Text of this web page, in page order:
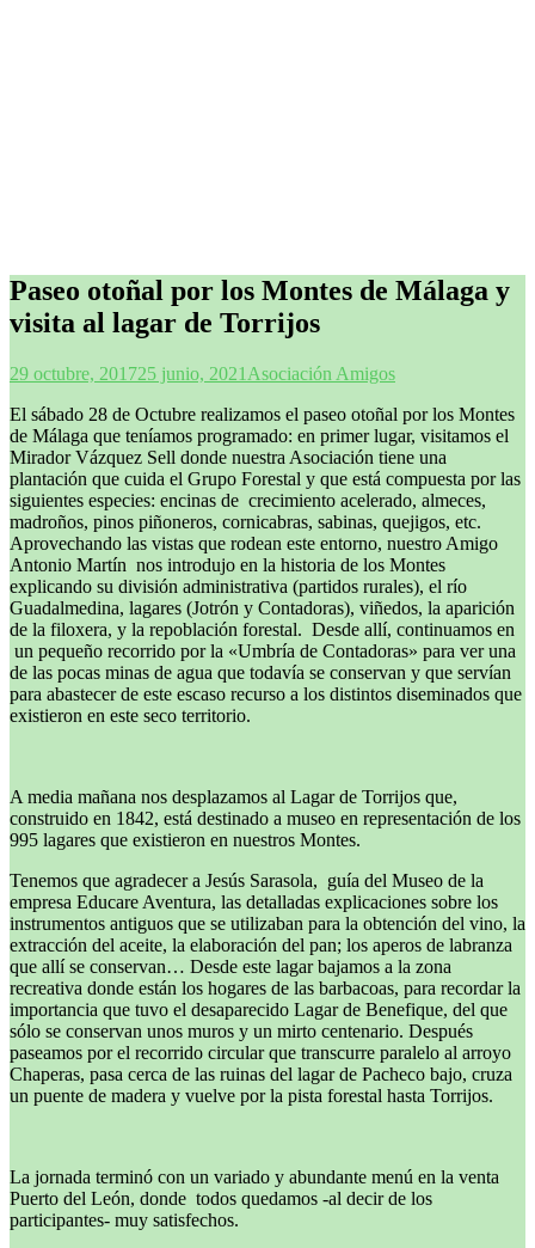
Paseo otoñal por los Montes de Málaga y
visita al lagar de Torrijos
29 octubre, 201725 junio, 2021 Asociación Amigos
El sábado 28 de Octubre realizamos el paseo otoñal por los Montes
de Málaga que teníamos programado: en primer lugar, visitamos el
Mirador Vázquez Sell donde nuestra Asociación tiene una
plantación que cuida el Grupo Forestal y que está compuesta por las
siguientes especies: encinas de crecimiento acelerado, almeces,
madroños, pinos piñoneros, cornicabras, sabinas, quejigos, etc.
Aprovechando las vistas que rodean este entorno, nuestro Amigo
Antonio Martín nos introdujo en la historia de los Montes
explicando su división administrativa (partidos rurales), el río
Guadalmedina, lagares (Jotrón y Contadoras), viñedos, la aparición
de la filoxera, y la repoblación forestal. Desde allí, continuamos en
un pequeño recorrido por la «Umbría de Contadoras» para ver una
de las pocas minas de agua que todavía se conservan y que servían
para abastecer de este escaso recurso a los distintos diseminados que
existieron en este seco territorio.
A media mañana nos desplazamos al Lagar de Torrijos que,
construido en 1842, está destinado a museo en representación de los
995 lagares que existieron en nuestros Montes.
Tenemos que agradecer a Jesús Sarasola, guía del Museo de la
empresa Educare Aventura, las detalladas explicaciones sobre los
instrumentos antiguos que se utilizaban para la obtención del vino, la
extracción del aceite, la elaboración del pan; los aperos de labranza
que allí se conservan… Desde este lagar bajamos a la zona
recreativa donde están los hogares de las barbacoas, para recordar la
importancia que tuvo el desaparecido Lagar de Benefique, del que
sólo se conservan unos muros y un mirto centenario. Después
paseamos por el recorrido circular que transcurre paralelo al arroyo
Chaperas, pasa cerca de las ruinas del lagar de Pacheco bajo, cruza
un puente de madera y vuelve por la pista forestal hasta Torrijos.
La jornada terminó con un variado y abundante menú en la venta
Puerto del León, donde todos quedamos -al decir de los
participantes- muy satisfechos.